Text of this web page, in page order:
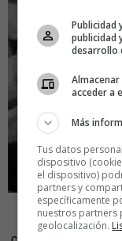
Somos nosotros
Publicidad
publicidad
desarrollo
acceder a
Más
Tus datos
dispositivo
el dispositivo)
partners y
específicamente
nuestros partners
geolocalización.